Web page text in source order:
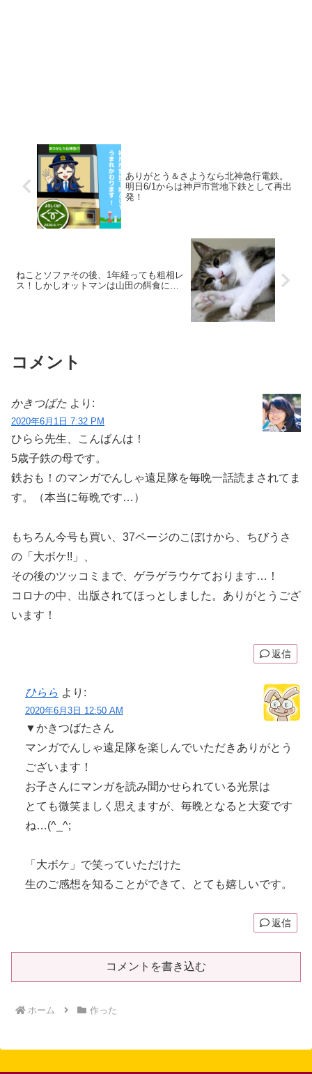
ありがとう＆さようなら北神急行電鉄。
明日6/1からは神戸市営地下鉄として再出
発！
ねことソファその後、1年経っても粗相レ
ス！しかしオットマンは山田の餌食に…
コメント
かきつばた より:
2020年6月1日 7:32 PM
ひらら先生、こんばんは！
5歳子鉄の母です。
鉄おも！のマンガでんしゃ遠足隊を毎晩一話読まされてま
す。（本当に毎晩です…）
もちろん今号も買い、37ページのこぼけから、ちびうさ
の「大ボケ!!」、
その後のツッコミまで、ゲラゲラウケております…！
コロナの中、出版されてほっとしました。ありがとうござ
います！
返信
ひらら より:
2020年6月3日 12:50 AM
▼かきつばたさん
マンガでんしゃ遠足隊を楽しんでいただきありがとう
ございます！
お子さんにマンガを読み聞かせられている光景は
とても微笑ましく思えますが、毎晩となると大変です
ね…(^_^;
「大ボケ」で笑っていただけた
生のご感想を知ることができて、とても嬉しいです。
返信
コメントを書き込む
ホーム 作った